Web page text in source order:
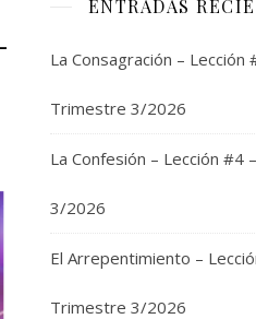
ENTRADAS
La Consagración – Lección
Trimestre 3/2026
La Confesión – Lección #4
3/2026
El Arrepentimiento –
Trimestre 3/2026